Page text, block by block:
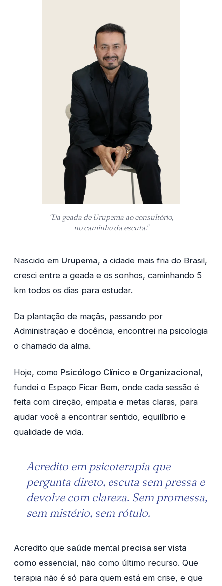
"Da geada de Urupema ao consultório,
no caminho da escuta."
Nascido em Urupema, a cidade mais fria do Brasil,
cresci entre a geada e os sonhos, caminhando 5
km todos os dias para estudar.
Da plantação de maçãs, passando por
Administração e docência, encontrei na psicologia
o chamado da alma.
Hoje, como Psicólogo Clínico e Organizacional,
fundei o Espaço Ficar Bem, onde cada sessão é
feita com direção, empatia e metas claras, para
ajudar você a encontrar sentido, equilíbrio e
qualidade de vida.
Acredito em psicoterapia que
pergunta direto, escuta sem pressa e
devolve com clareza. Sem promessa,
sem mistério, sem rótulo.
Acredito que saúde mental precisa ser vista
como essencial, não como último recurso. Que
terapia não é só para quem está em crise, e que